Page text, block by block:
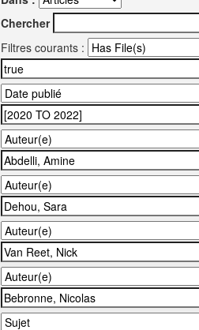
Chercher
Filtres courants :